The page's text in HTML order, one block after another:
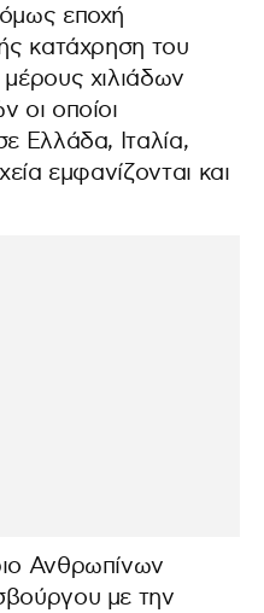
εποχή
κατάχρηση του
χιλιάδων
οι οποίοι
Ελλάδα, Ιταλία,
εμφανίζονται και
Ανθρωπίνων
με την